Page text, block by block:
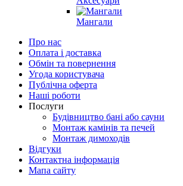
Мангали
Про нас
Оплата і доставка
Обмін та повернення
Угода користувача
Публічна оферта
Наші роботи
Послуги
Будівництво бані або сауни
Монтаж камінів та печей
Монтаж димоходів
Відгуки
Контактна інформація
Мапа сайту